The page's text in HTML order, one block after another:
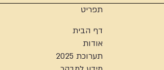
תפריט
דף הבית
אודות
תערוכת 2025